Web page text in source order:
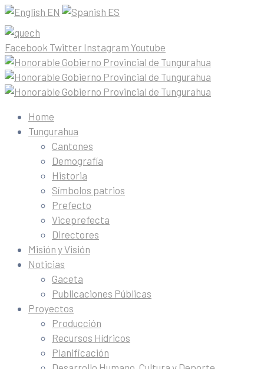
EN ES
Facebook Twitter Instagram Youtube
Home
Tungurahua
Cantones
Demografía
Historia
Símbolos patrios
Prefecto
Viceprefecta
Directores
Misión y Visión
Noticias
Gaceta
Publicaciones Públicas
Proyectos
Producción
Recursos Hídricos
Planificación